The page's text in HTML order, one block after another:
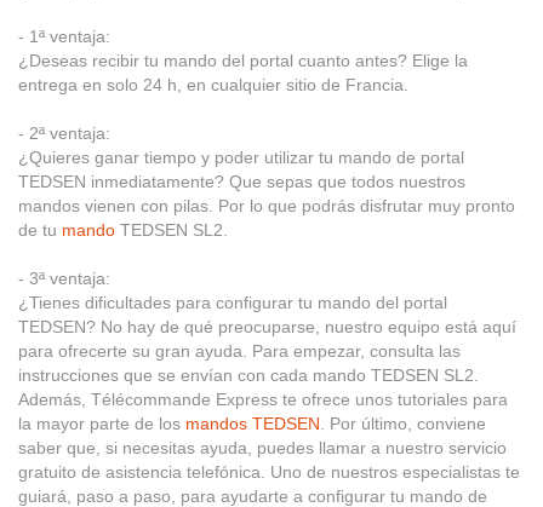
- 1ª ventaja:
¿Deseas recibir tu mando del portal cuanto antes? Elige la
entrega en solo 24 h, en cualquier sitio de Francia.
- 2ª ventaja:
¿Quieres ganar tiempo y poder utilizar tu mando de portal
TEDSEN inmediatamente? Que sepas que todos nuestros
mandos vienen con pilas. Por lo que podrás disfrutar muy pronto
de tu mando TEDSEN SL2.
- 3ª ventaja:
¿Tienes dificultades para configurar tu mando del portal
TEDSEN? No hay de qué preocuparse, nuestro equipo está aquí
para ofrecerte su gran ayuda. Para empezar, consulta las
instrucciones que se envían con cada mando TEDSEN SL2.
Además, Télécommande Express te ofrece unos tutoriales para
la mayor parte de los mandos TEDSEN. Por último, conviene
saber que, si necesitas ayuda, puedes llamar a nuestro servicio
gratuito de asistencia telefónica. Uno de nuestros especialistas te
guiará, paso a paso, para ayudarte a configurar tu mando de